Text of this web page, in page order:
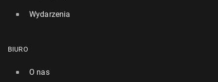
Wydarzenia
BIURO
O nas